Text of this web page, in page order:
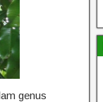
genus